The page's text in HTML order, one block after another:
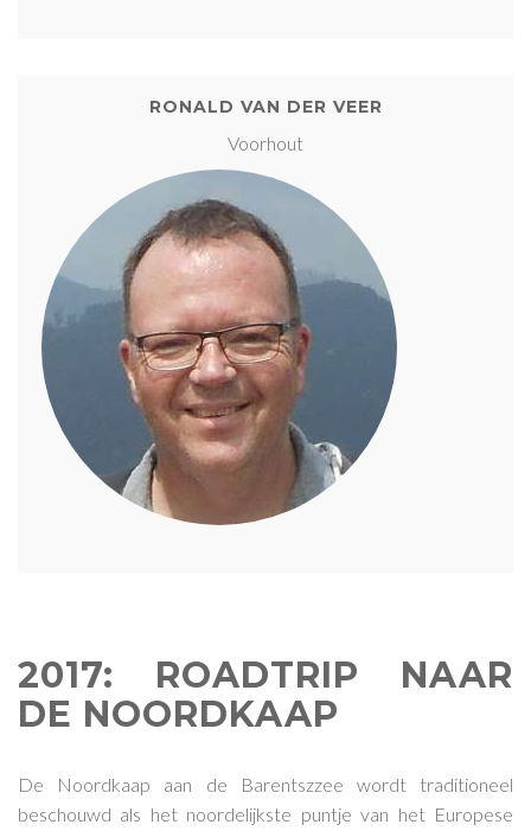
RONALD VAN DER VEER
Voorhout
2017: ROADTRIP NAAR
DE NOORDKAAP
De Noordkaap aan de Barentszzee wordt traditioneel
beschouwd als het noordelijkste puntje van het Europese